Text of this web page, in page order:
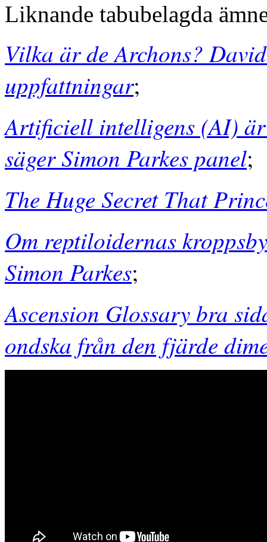
Liknande tabubelagda
Vilka är de Archons?
uppfattningar;
Artificiell intelligens (AI)
säger Simon Parkes panel;
The Huge Secret That
Om reptiloidernas
Simon Parkes;
Ascension Glossary bra
ondska från den fjärde